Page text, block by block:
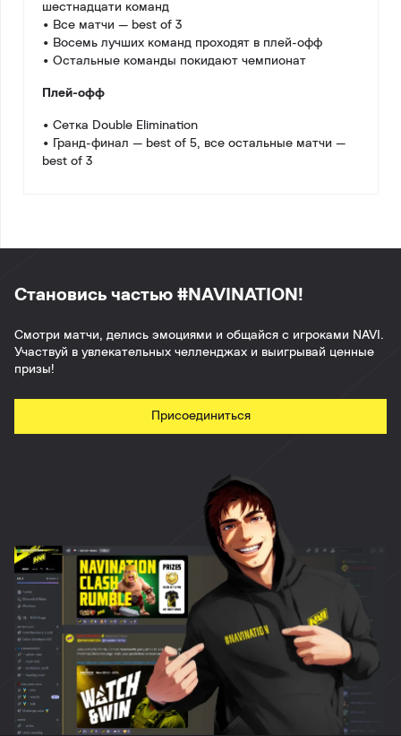
шестнадцати команд
• Все матчи — best of 3
• Восемь лучших команд проходят в плей-офф
• Остальные команды покидают чемпионат
Плей-офф
• Сетка Double Elimination
• Гранд-финал — best of 5, все остальные матчи —
best of 3
Становись частью #NAVINATION!
Смотри матчи, делись эмоциями и общайся с игроками NAVI.
Участвуй в увлекательных челленджах и выигрывай ценные
призы!
Присоединиться